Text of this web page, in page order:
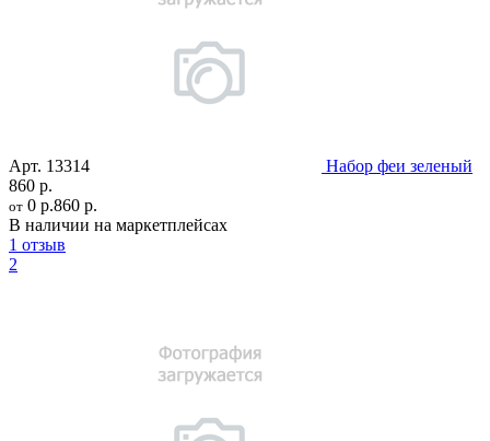
Арт. 13314
Набор феи зеленый
860 р.
от 0 р.860 р.
В наличии на маркетплейсах
1 отзыв
2